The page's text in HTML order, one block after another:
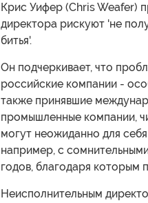
Крис Уифер (Chris Weafer)
директора рискуют 'не
битья'.
Он подчеркивает, что
российские компании -
также принявшие
промышленные компании,
могут неожиданно для
например, с
годов, благодаря которым
Неисполнительным